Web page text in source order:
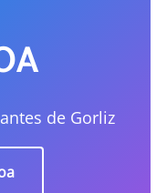
de Gorliz